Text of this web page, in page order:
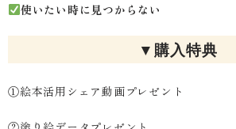
使いたい時に見つからない
▼購入特典
①絵本活用シェア動画プレゼント